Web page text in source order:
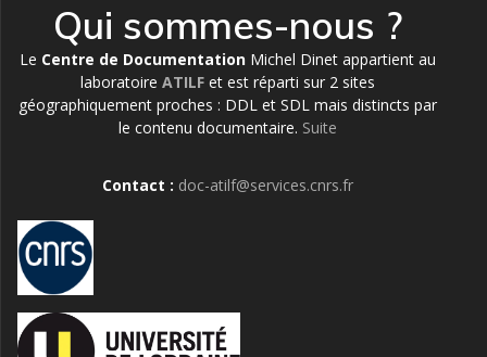
Qui sommes-nous ?
Le Centre de Documentation Michel Dinet appartient au
laboratoire ATILF et est réparti sur 2 sites
géographiquement proches : DDL et SDL mais distincts par
le contenu documentaire. Suite
Contact : doc-atilf@services.cnrs.fr